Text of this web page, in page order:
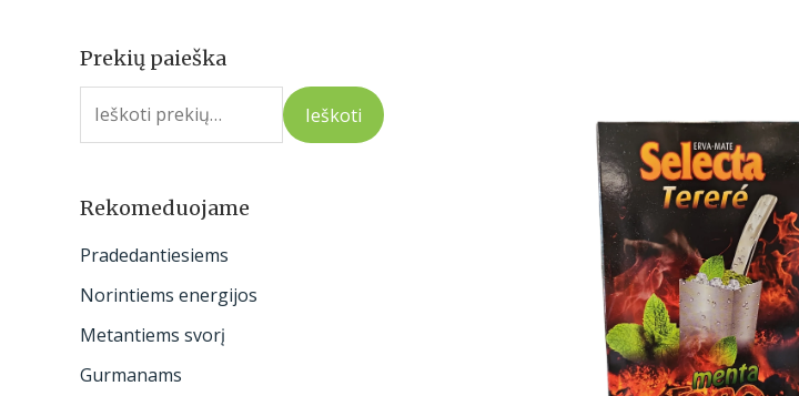
Prekių paieška
I
e
o
:
Ieškoti
Rekomeduojame
Pradedantiesiems
Norintiems energijos
Metantiems svorį
Gurmanams